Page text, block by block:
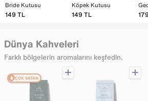
Bride Kutusu
149 TL
Köpek Kutusu
149TL
ÇOK SATAN
Dünya Kahveleri
Farklı bölgelerin aromalarını keşfedin.